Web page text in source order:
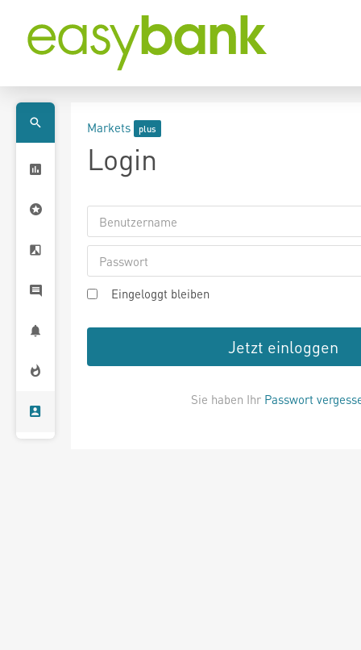
Markets
Login
Eingeloggt bleiben
Jetzt einloggen
Sie haben Ihr Passwort